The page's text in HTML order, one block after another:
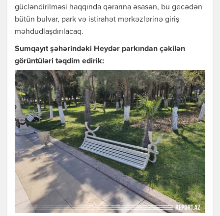
gücləndirilməsi haqqında qərarına əsasən, bu gecədən
bütün bulvar, park və istirahət mərkəzlərinə giriş
məhdudlaşdırılacaq.
Sumqayıt şəhərindəki Heydər parkından çəkilən
görüntüləri təqdim edirik: